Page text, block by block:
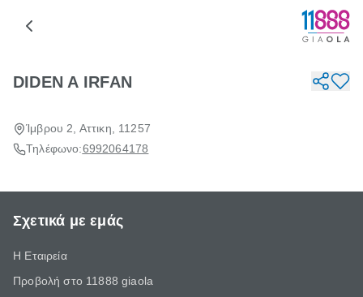
DIDEN A IRFAN
Ίμβρου 2, Αττικη, 11257
Τηλέφωνο:6992064178
Σχετικά με εμάς
Η Εταιρεία
Προβολή στο 11888 giaola